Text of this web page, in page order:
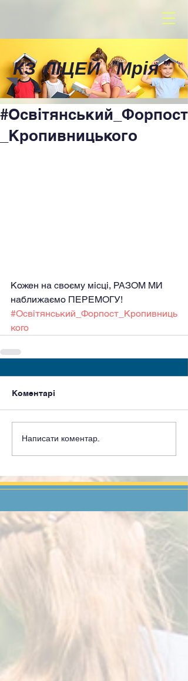
КЗ ЛІЦЕЙ"Мрія"
#Освітянський_Форпост
_Кропивницького
Кожен на своєму місці, РАЗОМ МИ
наближаємо ПЕРЕМОГУ!
#Освітянський_Форпост_Кропивниць
кого
Коментарі
Написати коментар...